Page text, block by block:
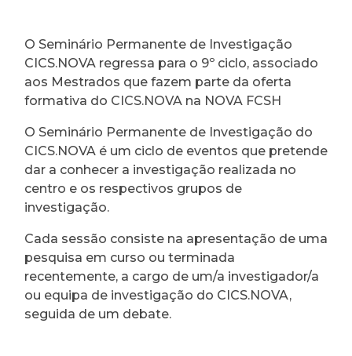
O Seminário Permanente de Investigação
CICS.NOVA regressa para o 9º ciclo, associado
aos Mestrados que fazem parte da oferta
formativa do CICS.NOVA na NOVA FCSH
O Seminário Permanente de Investigação do
CICS.NOVA é um ciclo de eventos que pretende
dar a conhecer a investigação realizada no
centro e os respectivos grupos de
investigação.
Cada sessão consiste na apresentação de uma
pesquisa em curso ou terminada
recentemente, a cargo de um/a investigador/a
ou equipa de investigação do CICS.NOVA,
seguida de um debate.